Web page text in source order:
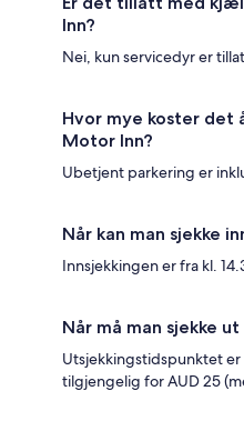
Inn?
Nei, kun servicedyr er
Hvor mye koster det
Motor Inn?
Ubetjent parkering er
Når kan man sjekke
Innsjekkingen er fra kl.
Når må man sjekke
Utsjekkingstidspunktet er
tilgjengelig for AUD 25